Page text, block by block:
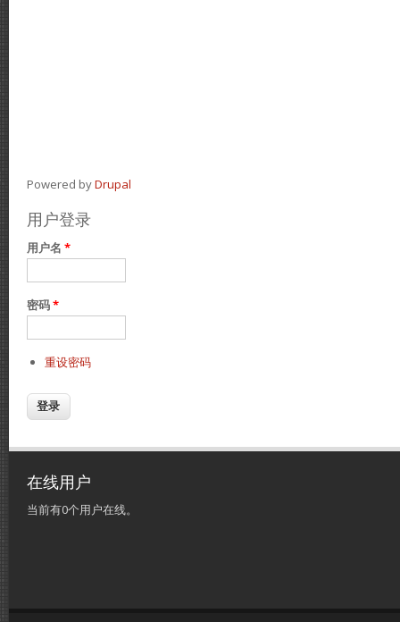
Powered byDrupal
用户登录
用户名 *
密码*
重设密码
在线用户
当前有0个用户在线。